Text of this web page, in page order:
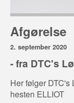
Afgørelse
2. september 2020
- fra DTC's
Her følger DTC's
hesten ELLIOT